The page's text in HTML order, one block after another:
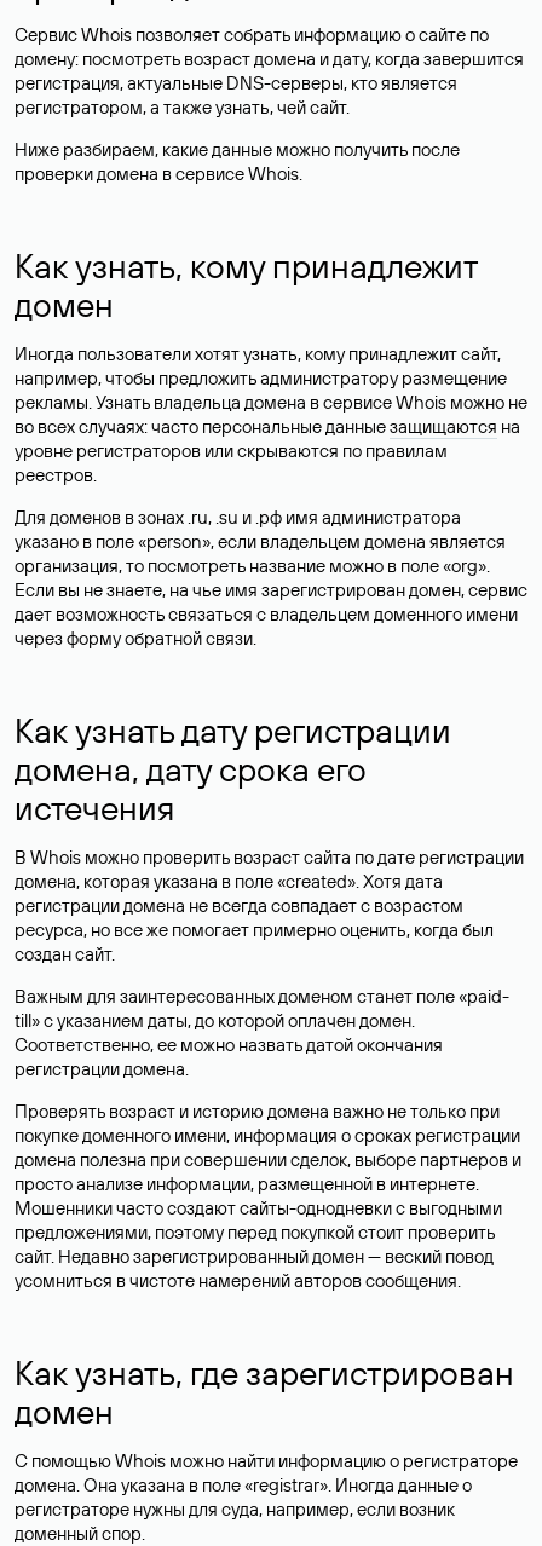
Сервис Whois позволяет собрать информацию о сайте по
домену: посмотреть возраст домена и дату, когда завершится
регистрация, актуальные DNS-серверы, кто является
регистратором, а также узнать, чей сайт.
Ниже разбираем, какие данные можно получить после
проверки домена в сервисе Whois.
Как узнать, кому принадлежит
домен
Иногда пользователи хотят узнать, кому принадлежит сайт,
например, чтобы предложить администратору размещение
рекламы. Узнать владельца домена в сервисе Whois можно не
во всех случаях: часто персональные данныезащищаются на
уровне регистраторов или скрываются по правилам
реестров.
Для доменов в зонах .ru, .su и .рф имя администратора
указано в поле «person», если владельцем домена является
организация, то посмотреть название можно в поле «org».
Если вы не знаете, на чье имя зарегистрирован домен, сервис
дает возможность связаться с владельцем доменного имени
через форму обратной связи.
Как узнать дату регистрации
домена, дату срока его
истечения
В Whois можно проверить возраст сайта по дате регистрации
домена, которая указана в поле «created». Хотя дата
регистрации домена не всегда совпадает с возрастом
ресурса, но все же помогает примерно оценить, когда был
создан сайт.
Важным для заинтересованных доменом станет поле «paid-
till» с указанием даты, до которой оплачен домен.
Соответственно, ее можно назвать датой окончания
регистрации домена.
Проверять возраст и историю домена важно не только при
покупке доменного имени, информация о сроках регистрации
домена полезна при совершении сделок, выборе партнеров и
просто анализе информации, размещенной в интернете.
Мошенники часто создают сайты-однодневки с выгодными
предложениями, поэтому перед покупкой стоит проверить
сайт. Недавно зарегистрированный домен — веский повод
усомниться в чистоте намерений авторов сообщения.
Как узнать, где зарегистрирован
домен
С помощью Whois можно найти информацию о регистраторе
домена. Она указана в поле «registrar». Иногда данные о
регистраторе нужны для суда, например, если возник
доменный спор.